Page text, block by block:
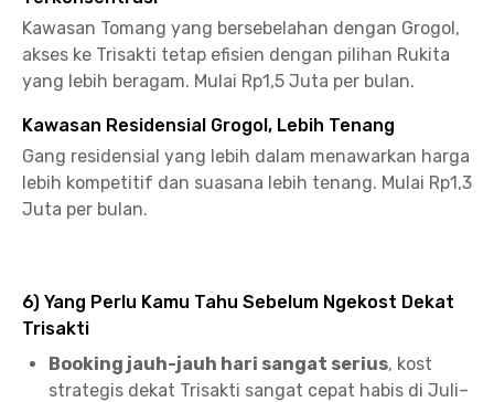
Kawasan Tomang yang bersebelahan dengan Grogol,
akses ke Trisakti tetap efisien dengan pilihan Rukita
yang lebih beragam. Mulai Rp1,5 Juta per bulan.
Kawasan Residensial Grogol, Lebih Tenang
Gang residensial yang lebih dalam menawarkan harga
lebih kompetitif dan suasana lebih tenang. Mulai Rp1,3
Juta per bulan.
6) Yang Perlu Kamu Tahu Sebelum Ngekost Dekat
Trisakti
Booking jauh-jauh hari sangat serius, kost
strategis dekat Trisakti sangat cepat habis di Juli–